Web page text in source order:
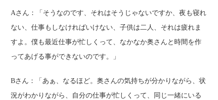
Aさん：
「そうなのです、それはそうじゃないですか、夜も寝れ
ない、仕事もしなければいけない、子供は二人、それは疲れま
すよ。僕も最近仕事が忙しくって、なかなか奥さんと時間を作
ってあげる事ができないのです。」
Bさん：
「あぁ、なるほど。奥さんの気持ちが分かりながら、状
況がわかりながら、自分の仕事が忙しくって、同じ一緒にいる